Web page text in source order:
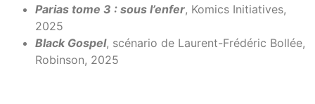
Parias tome 3 : sous l’enfer, Komics Initiatives,
2025
Black Gospel, scénario de Laurent-Frédéric Bollée,
Robinson, 2025